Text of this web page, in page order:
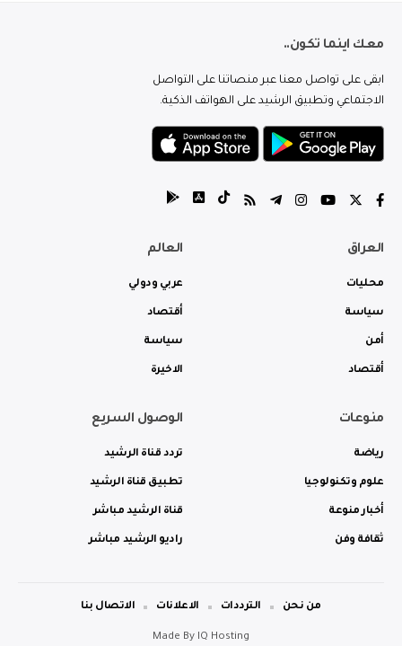
معك اينما تكون..
ابقى على تواصل معنا عبر منصاتنا على التواصل
الاجتماعي وتطبيق الرشيد على الهواتف الذكية.
العراق
محليات
سياسة
أمن
أقتصاد
العالم
عربي ودولي
أقتصاد
سياسة
الاخيرة
منوعات
رياضة
علوم وتكنولوجيا
أخبار منوعة
ثقافة وفن
الوصول السريع
تردد قناة الرشيد
تطبيق قناة الرشيد
قناة الرشيد مباشر
راديو الرشيد مباشر
Made By IQ Hosting
من نحن الترددات الاعلانات الاتصال بنا